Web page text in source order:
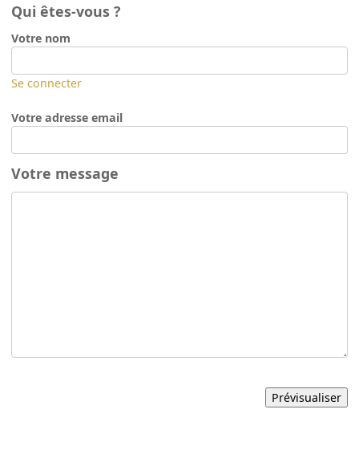
Qui êtes-vous ?
Votre nom
Se connecter
Votre adresse email
Votre message